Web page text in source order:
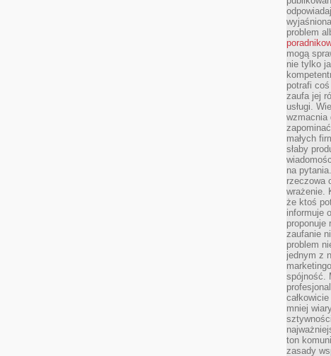
problem
mogą
nie tylko
potrafi
zaufa jej
usługi.
wzmacnia
małych
słaby
na
rzeczowa
wrażenie.
że ktoś
informuje
proponuje
zaufanie
problem
jednym z
spójność.
mniej
ton
zasady